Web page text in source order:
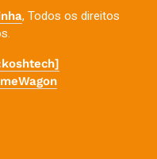
, Todos os direitos